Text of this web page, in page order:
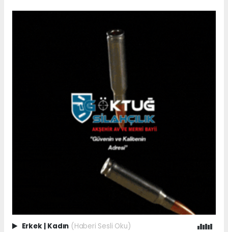
Erkek | Kadın (Haberi Sesli Oku)